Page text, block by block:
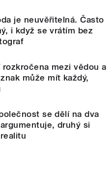
je neuvěřitelná. Často
i když se vrátím bez
rozkročena mezi vědou a
může mít každý,
se dělí na dva
druhý si